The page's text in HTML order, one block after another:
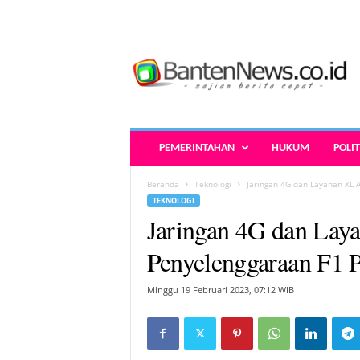
n
-
PEMERINTAHAN HUKUM
Beranda Teknologi Jaringan 4G dan Layanan
TEKNOLOGI
Jaringan 4G dan
Penyelenggaraan F1
Minggu 19 Februari 2023, 07:12 WIB